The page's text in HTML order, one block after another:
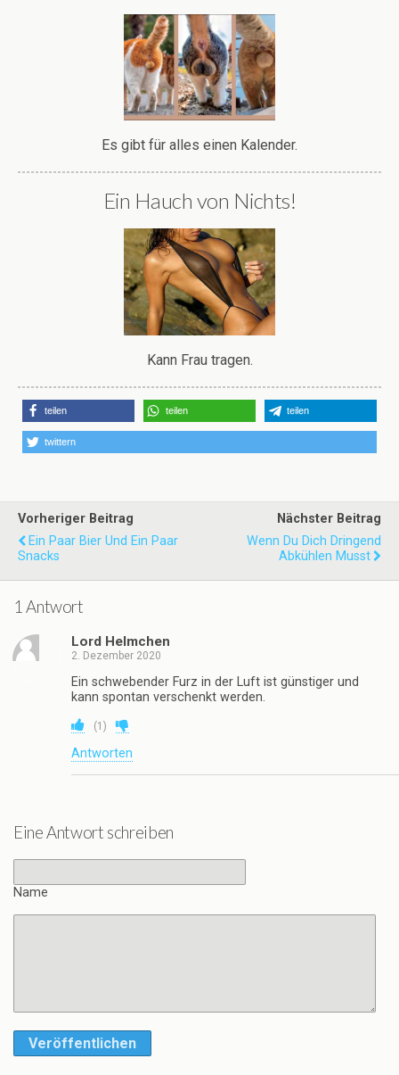
Es gibt für alles einen Kalender.
Ein Hauch von Nichts!
Kann Frau tragen.
teilen teilen teilen
twittern
Vorheriger Beitrag
Ein Paar Bier Und Ein Paar
Snacks
Nächster Beitrag
Wenn Du Dich Dringend
Abkühlen Musst
1 Antwort
Lord Helmchen
2. Dezember 2020
Ein schwebender Furz in der Luft ist günstiger und
kann spontan verschenkt werden.
(1 )
Antworten
Eine Antwort schreiben
Name
Veröffentlichen